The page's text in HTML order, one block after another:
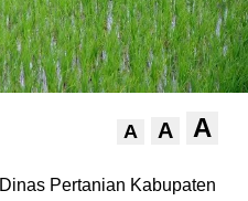
A A A
Dinas Pertanian Kabupaten